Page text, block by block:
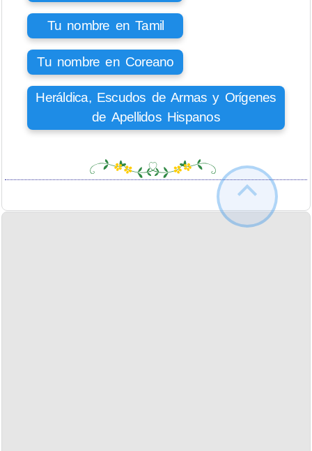
Tu nombre en Tamil
Tu nombre en Coreano
Heráldica, Escudos de Armas y Orígenes
de Apellidos Hispanos